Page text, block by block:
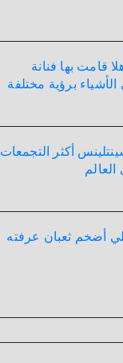
قامت بها فنانة
برؤية مختلفة
أكثر التجمعات
أضخم ثعبان عرفته